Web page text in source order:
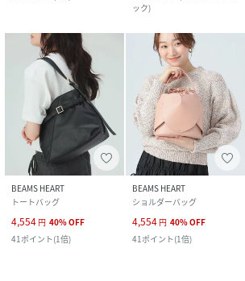
ック)
BEAMS HEART
トートバッグ
4,554 円 40%OFF
41ポイント(1倍)
BEAMS HEART
ショルダーバッグ
4,554 円 40%OFF
41ポイント(1倍)